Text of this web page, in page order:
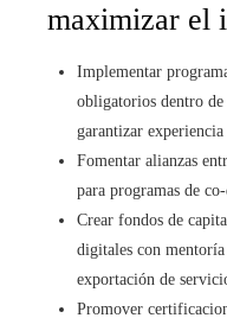
maximizar el
Implementar
obligatorios dentro de
garantizar
Fomentar alianzas
para programas de
Crear fondos de
digitales con
exportación de
Promover